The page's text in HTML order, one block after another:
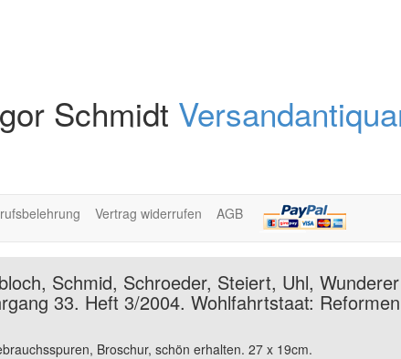
Schmidt
Vertrag widerrufen AGB
Schmid, Schroeder, Steiert, Uhl,
33. Heft 3/2004. Wohlfahrtstaat:
Broschur, schön erhalten. 27 x 19cm.